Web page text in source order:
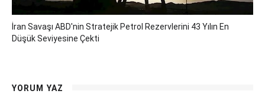
İran Savaşı ABD'nin Stratejik Petrol Rezervlerini 43 Yılın En
Düşük Seviyesine Çekti
YORUM YAZ